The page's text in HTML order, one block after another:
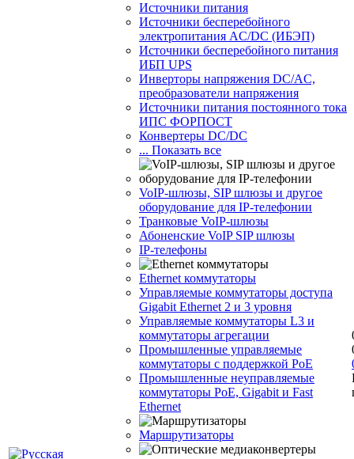
Источники питания
Источники бесперебойного
электропитания AC/DC (ИБЭП)
Источники бесперебойного питания
ИБП UPS
Инверторы напряжения DC/AC,
преобразователи напряжения
Источники питания постоянного тока
ИПС ФОРПОСТ
Конвертеры DC/DC
... Показать все
VoIP-шлюзы, SIP шлюзы и другое
оборудование для IP-телефонии
Транковые VoIP-шлюзы
Абоненские VoIP SIP шлюзы
IP-телефоны
Ethernet коммутаторы
Управляемые коммутаторы доступа
Gigabit Ethernet 2 и 3 уровня
Управляемые коммутаторы L3 и
коммутаторы агрегации
Промышленные управляемые
коммутаторы с поддержкой PoE
Промышленные неуправляемые
коммутаторы PoE, Gigabit и Fast
Ethernet
Маршрутизаторы